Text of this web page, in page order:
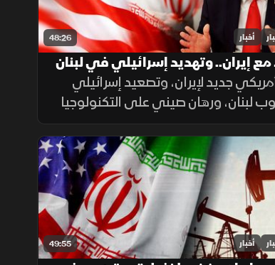
48:26 أخبار
إيران.. وتهديد إسرائيلي في لبنان
جديد لإيران، وتصعيد إسرائيلي
لبنان، ورهان صيني على التكنولوجيا
إلى جانب تحذيرات من حرائق الغابات
الواي فاي العام.
49:55 أخبار